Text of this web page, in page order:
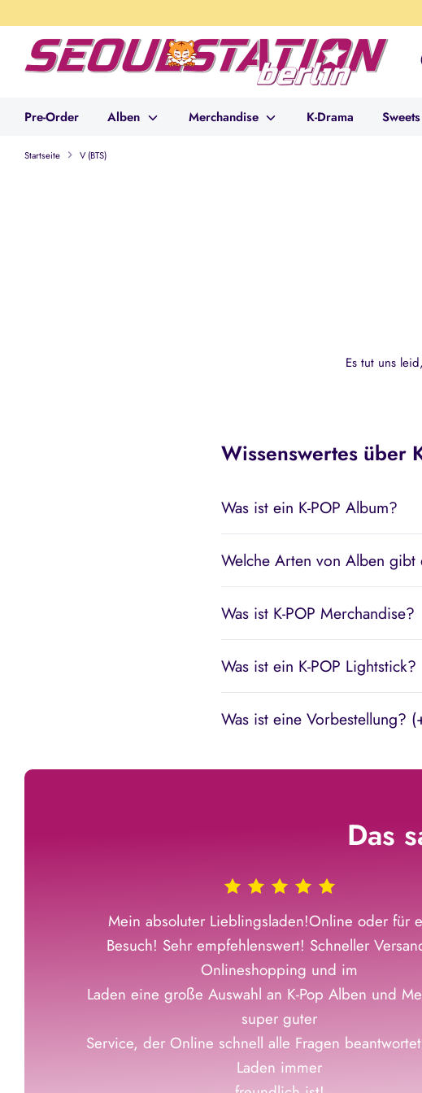
zum
Pre-Order Alben Merchandise K-Drama
Startseite V (BTS)
Es tut uns
Wissenswertes über
Was ist ein K-POP Album?
Welche Arten von Alben gibt
Was ist K-POP Merchandise?
Was ist ein K-POP Lightstick?
Was ist eine Vorbestellung?
Das
Mein absoluter Lieblingsladen!Online oder für
Besuch! Sehr empfehlenswert! Schneller
Onlineshopping und im
Laden eine große Auswahl an K-Pop Alben und
super guter
Service, der Online schnell alle Fragen
Laden immer